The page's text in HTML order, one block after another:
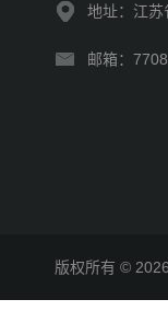
地址：江苏
邮箱：
版权所有 ©